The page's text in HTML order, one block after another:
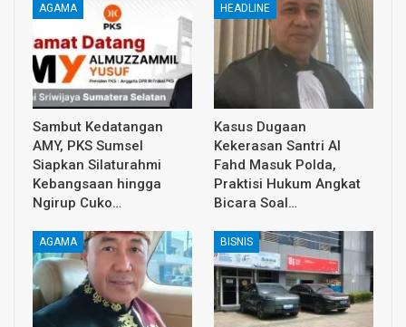
AGAMA
Sambut Kedatangan
AMY, PKS Sumsel
Siapkan Silaturahmi
Kebangsaan hingga
Ngirup Cuko…
HEADLINE
Kasus Dugaan
Kekerasan Santri Al
Fahd Masuk Polda,
Praktisi Hukum Angkat
Bicara Soal…
AGAMA BISNIS